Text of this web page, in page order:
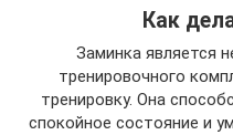
Как
Заминка является
тренировочного
тренировку. Она
спокойное состояние и